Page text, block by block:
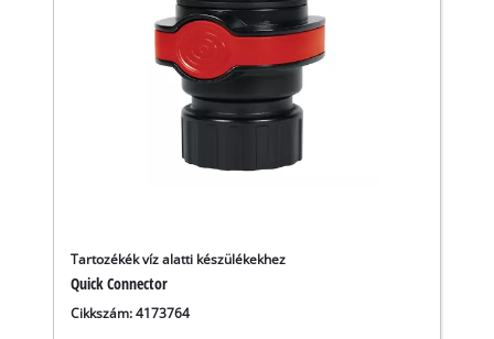
szükségünk van az Ön jóváhagyására!
Tartozékék víz alatti készülékekhez
Quick Connector
Cikkszám: 4173764